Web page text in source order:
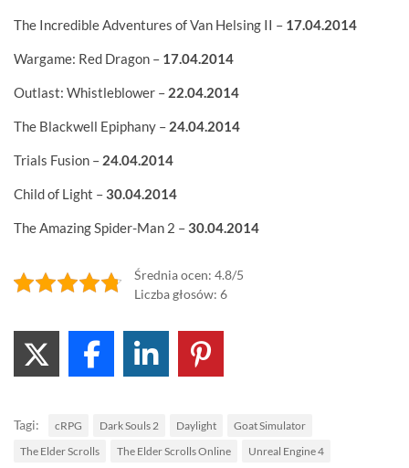
The Incredible Adventures of Van Helsing II – 17.04.2014
Wargame: Red Dragon – 17.04.2014
Outlast: Whistleblower – 22.04.2014
The Blackwell Epiphany – 24.04.2014
Trials Fusion – 24.04.2014
Child of Light –30.04.2014
The Amazing Spider-Man 2 –30.04.2014
Średnia ocen: 4.8/5
Liczba głosów: 6
Tagi: cRPG Dark Souls 2 Daylight
Goat Simulator
The Elder Scrolls
The Elder Scrolls Online Unreal Engine 4